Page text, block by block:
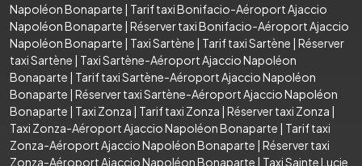
Napoléon Bonaparte | Tarif taxi Bonifacio-Aéroport Ajaccio
Napoléon Bonaparte | Réserver taxi Bonifacio-Aéroport Ajaccio
Napoléon Bonaparte | Taxi Sartène | Tarif taxi Sartène | Réserver
taxi Sartène | Taxi Sartène-Aéroport Ajaccio Napoléon
Bonaparte | Tarif taxi Sartène-Aéroport Ajaccio Napoléon
Bonaparte | Réserver taxi Sartène-Aéroport Ajaccio Napoléon
Bonaparte | Taxi Zonza | Tarif taxi Zonza | Réserver taxi Zonza |
Taxi Zonza-Aéroport Ajaccio Napoléon Bonaparte | Tarif taxi
Zonza-Aéroport Ajaccio Napoléon Bonaparte | Réserver taxi
Zonza-Aéroport Ajaccio Napoléon Bonaparte | Taxi Sainte Lucie